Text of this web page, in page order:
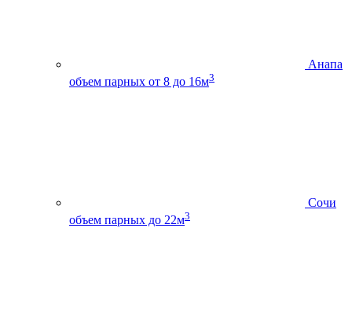
Анапа
объем парных от 8 до 16м3
Сочи
объем парных до 22м3